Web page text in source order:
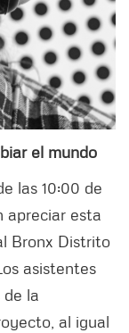
el mundo
las 10:00 de
apreciar esta
Bronx Distrito
asistentes
la
al igual